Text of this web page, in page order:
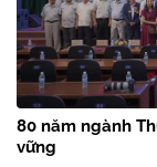
80 năm ngành
vững